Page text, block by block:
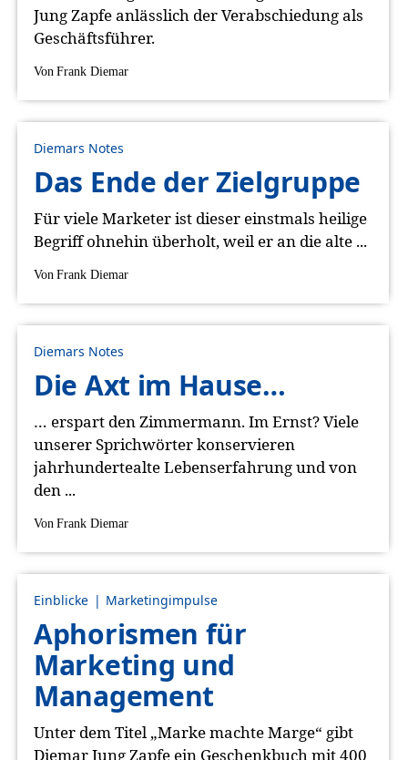
Jung Zapfe anlässlich der Verabschiedung als
Geschäftsführer.
Von Frank Diemar
Diemars Notes
Das Ende der Zielgruppe
Für viele Marketer ist dieser einstmals heilige
Begriff ohnehin überholt, weil er an die alte ...
Von Frank Diemar
Diemars Notes
Die Axt im Hause…
… erspart den Zimmermann. Im Ernst? Viele
unserer Sprichwörter konservieren
jahrhundertealte Lebenserfahrung und von
den ...
Von Frank Diemar
Einblicke Marketingimpulse
Aphorismen für
Marketing und
Management
Unter dem Titel „Marke machte Marge“ gibt
Diemar Jung Zapfe ein Geschenkbuch mit 400